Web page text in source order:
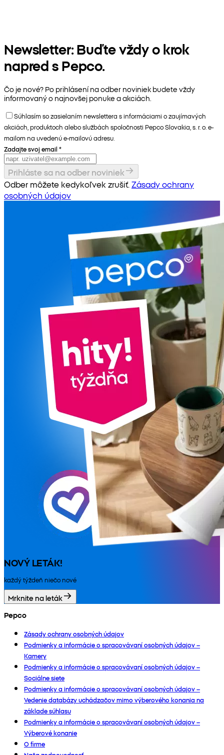
Newsletter: Buďte vždy o krok
napred s Pepco.
Čo je nové? Po prihlásení na odber noviniek budete vždy
informovaný o najnovšej ponuke a akciách.
Súhlasím so zasielaním newslettera s informáciami o zaujímavých
akciách, produktoch alebo službách spoločnosti Pepco Slovakia, s. r. o. e-
mailom na uvedenú e-mailovú adresu.
Zadajte svoj email *
Prihláste sa na odber noviniek
Odber môžete kedykoľvek zrušiť. Zásady ochrany
osobných údajov
NOVÝ LETÁK!
každý týždeň niečo nové
Mrknite na leták
Pepco
Zásady ochrany osobných údajov
Podmienky a informácie o spracovávaní osobných údajov –
Kamery
Podmienky a informácie o spracovávaní osobných údajov –
Sociálne siete
Podmienky a informácie o spracovávaní osobných údajov –
Vedenie databázy uchádzačov mimo výberového konania na
základe súhlasu
Podmienky a informácie o spracovávaní osobných údajov –
Výberové konanie
O firme